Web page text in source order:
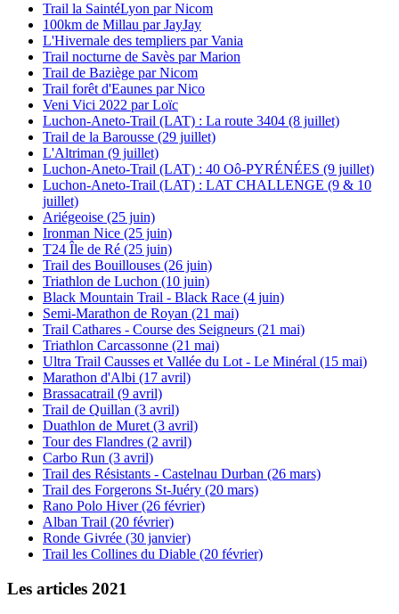
Trail la SaintéLyon par Nicom
100km de Millau par JayJay
L'Hivernale des templiers par Vania
Trail nocturne de Savès par Marion
Trail de Baziège par Nicom
Trail forêt d'Eaunes par Nico
Veni Vici 2022 par Loïc
Luchon-Aneto-Trail (LAT) : La route 3404 (8 juillet)
Trail de la Barousse (29 juillet)
L'Altriman (9 juillet)
Luchon-Aneto-Trail (LAT) : 40 Oô-PYRÉNÉES (9 juillet)
Luchon-Aneto-Trail (LAT) : LAT CHALLENGE (9 & 10
juillet)
Ariégeoise (25 juin)
Ironman Nice (25 juin)
T24 Île de Ré (25 juin)
Trail des Bouillouses (26 juin)
Triathlon de Luchon (10 juin)
Black Mountain Trail - Black Race (4 juin)
Semi-Marathon de Royan (21 mai)
Trail Cathares - Course des Seigneurs (21 mai)
Triathlon Carcassonne (21 mai)
Ultra Trail Causses et Vallée du Lot - Le Minéral (15 mai)
Marathon d'Albi (17 avril)
Brassacatrail (9 avril)
Trail de Quillan (3 avril)
Duathlon de Muret (3 avril)
Tour des Flandres (2 avril)
Carbo Run (3 avril)
Trail des Résistants - Castelnau Durban (26 mars)
Trail des Forgerons St-Juéry (20 mars)
Rano Polo Hiver (26 février)
Alban Trail (20 février)
Ronde Givrée (30 janvier)
Trail les Collines du Diable (20 février)
Les articles 2021